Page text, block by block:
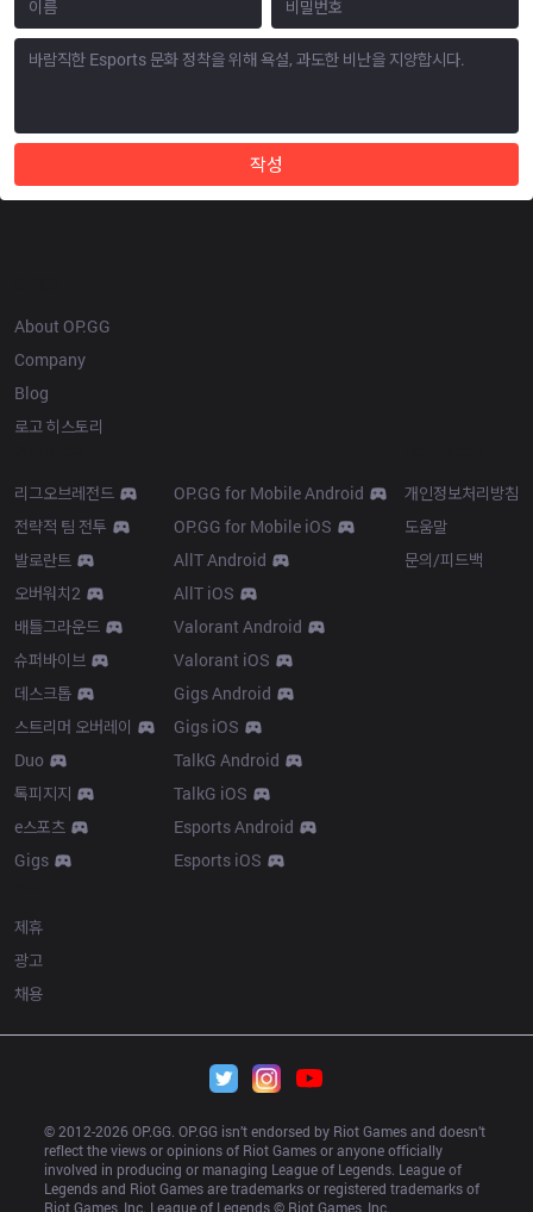
작성
About OP.GG
Company
Blog
로고 히스토리
리그오브레전드
전략적 팀 전투
발로란트
오버워치2
배틀그라운드
슈퍼바이브
데스크톱
스트리머 오버레이
Duo
톡피지지
e스포츠
Gigs
OP.GG for Mobile Android
OP.GG for Mobile iOS
AllT Android
AllT iOS
Valorant Android
Valorant iOS
Gigs Android
Gigs iOS
TalkG Android
TalkG iOS
Esports Android
Esports iOS
개인정보처리방침
도움말
문의/피드백
제휴
광고
채용
© 2012-2026 OP.GG. OP.GG isn’t endorsed by Riot Games and doesn’t
reflect the views or opinions of Riot Games or anyone officially
involved in producing or managing League of Legends. League of
Legends and Riot Games are trademarks or registered trademarks of
Riot Games, Inc. League of Legends © Riot Games, Inc.